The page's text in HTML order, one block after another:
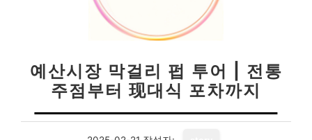
예산시장 막걸리 펍 투어 | 전통
주점부터 现대식 포차까지